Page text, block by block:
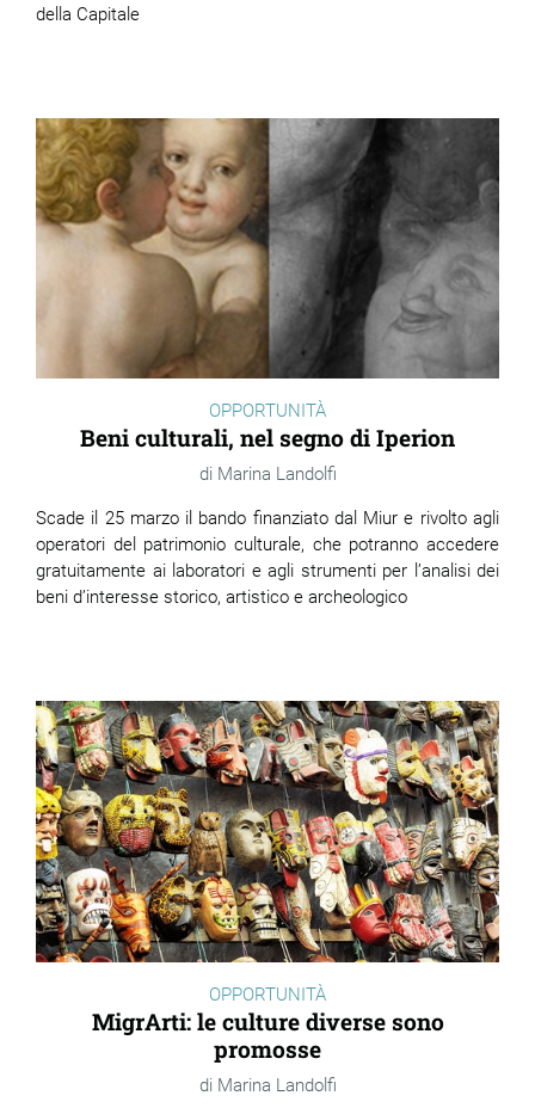
della Capitale
OPPORTUNITÀ
Beni culturali, nel segno di Iperion
Marina Landolfi
Scade il 25 marzo il bando finanziato dal Miur e rivolto agli
operatori del patrimonio culturale, che potranno accedere
gratuitamente ai laboratori e agli strumenti per l’analisi dei
beni d’interesse storico, artistico e archeologico
OPPORTUNITÀ
MigrArti: le culture diverse sono
promosse
Marina Landolfi